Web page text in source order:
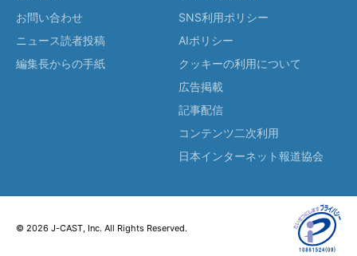
お問い合わせ
ニュース読者投稿
編集長からの手紙
SNS利用ポリシー
AIポリシー
クッキーの利用について
広告掲載
記事配信
コンテンツ二次利用
日本インターネット報道協会
© 2026 J-CAST, Inc. All Rights Reserved.